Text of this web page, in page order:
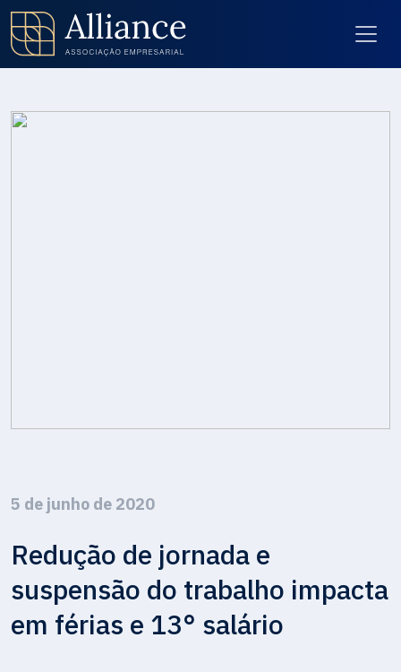
5 de junho de 2020
Redução de jornada e
suspensão do trabalho impacta
em férias e 13° salário